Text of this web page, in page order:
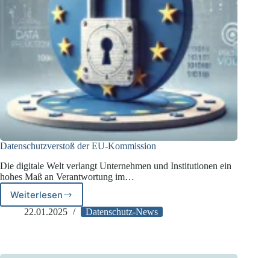
Datenschutzverstoß der EU-Kommission
Die digitale Welt verlangt Unternehmen und Institutionen ein
hohes Maß an Verantwortung im…
WeiterlesenDatenschutzverstoß
der
22.01.2025 Datenschutz-News